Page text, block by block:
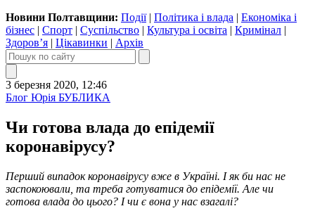
Новини Полтавщини: Події| Політика і влада | Економіка і
бізнес | Спорт | Суспільство | Культура і освіта | Кримінал |
Здоров’я | Цікавинки | Архів
3 березня 2020, 12:46
Блог Юрія БУБЛИКА
Чи готова влада до епідемії
коронавірусу?
Перший випадок коронавірусу вже в Україні. І як би нас не
заспокоювали, та треба готуватися до епідемії. Але чи
готова влада до цього? І чи є вона у нас взагалі?